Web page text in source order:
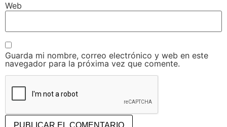
Web
Guarda mi nombre, correo electrónico y web en este
navegador para la próxima vez que comente.